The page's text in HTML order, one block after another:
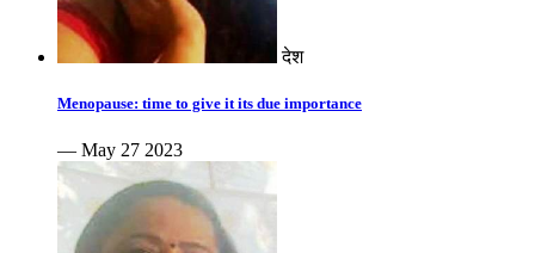
देश
Menopause: time to give it its due importance
— May 27 2023